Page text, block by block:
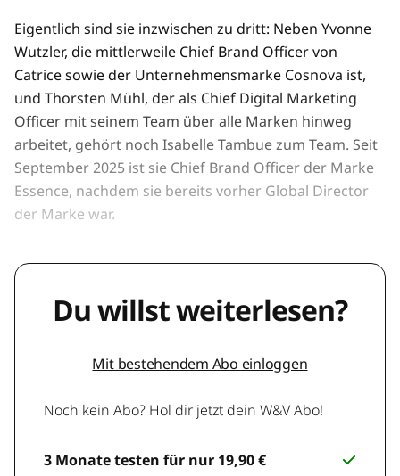
Eigentlich sind sie inzwischen zu dritt: Neben Yvonne
Wutzler, die mittlerweile Chief Brand Officer von
Catrice sowie der Unternehmensmarke Cosnova ist,
und Thorsten Mühl, der als Chief Digital Marketing
Officer mit seinem Team über alle Marken hinweg
arbeitet, gehört noch Isabelle Tambue zum Team. Seit
September 2025 ist sie Chief Brand Officer der Marke
Essence, nachdem sie bereits vorher Global Director
der Marke war.
Du willst weiterlesen?
Mit bestehendem Abo einloggen
Noch kein Abo? Hol dir jetzt dein W&V Abo!
3 Monate testen für nur 19,90 €